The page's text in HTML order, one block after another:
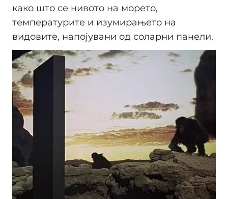
како што се нивото на морето,
температурите и изумирањето на
видовите, напојувани од соларни панели.